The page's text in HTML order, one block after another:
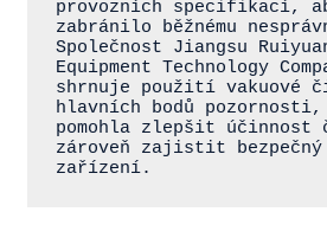
provozních specifikací,
zabránilo běžnému
Společnost Jiangsu
Equipment Technology
shrnuje použití vakuové
hlavních bodů pozornosti,
pomohla zlepšit
zároveň zajistit bezpečný
zařízení.